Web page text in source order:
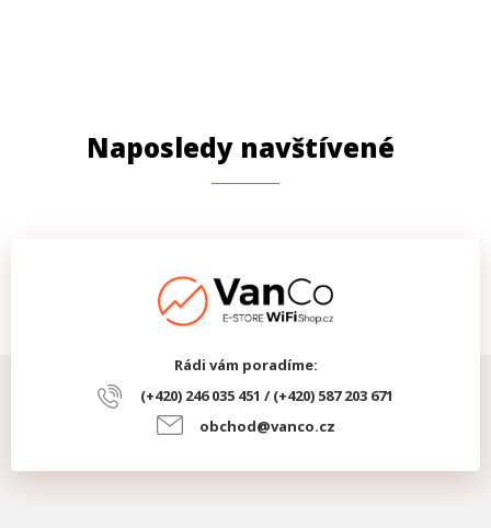
Naposledy navštívené
Rádi vám poradíme:
(+420) 246 035 451 / (+420) 587 203 671
obchod@vanco.cz